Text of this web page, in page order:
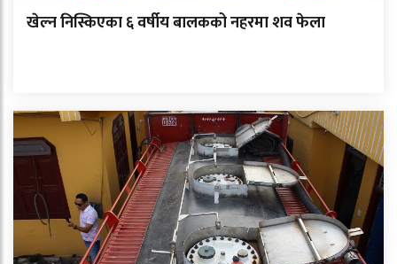
खेल्न निस्किएका ६ वर्षीय बालकको नहरमा शव फेला